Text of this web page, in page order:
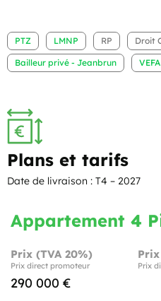
PTZ LMNP RP Droit
Bailleur privé - Jeanbrun VEFA
Plans et tarifs
Date de livraison : T4 – 2027
Appartement 4
Prix (TVA 20%)
Prix direct promoteur
290 000 €
Prix